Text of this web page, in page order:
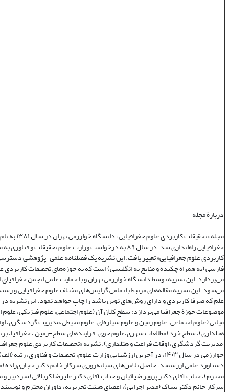
دربارۀ مجله
مجله «تحقیقات کاربردی
جغرافیایی راه‌اندازی شد. در سال ۸۹ به درخواست وزارت علوم تحقیقات و
کاربردی علوم جغرافیایی» تغییر یافت. این نشریه یک فصلنامه علمی‌-پژوهشی
فارسی (به همراه چکیده و منابع به انگلیسی) است که به حوزه‌های تحقیقات کاربردی
می‌پردازد. این نشریه توسط دانشگاه خوارزمی تهران و با حمایت علمی انجمن جغرافیای
می‌شود. این نشریه مقاله‌های مرتبط با تمامی گرایش‌های مختلف علوم جغرافیایی و
علم که صرفا کاربردی و دارای روش‌های نوین باشد را چاپ خواهد نمود. این نشریه
موضوعات حوزۀ جغرافیا می‌پردازد: سطح کلان آن (علوم اجتماعی، علوم فیزیکی،
میانی (علوم اجتماعی، علوم زمین و علوم سیاره‌ای، علوم محیطی،مدیریت گردشگری،
هتلداری)، سطح خرد (مطالعات شهری،علوم جوی، فرایندهای سطح-زمین ، جغرافیا،
مدیریت گردشگری، اوقات فراغت و هتلداری). نشریه «تحقیقات کاربردی علوم
خوارزمی در سال ۱۴۰۳، در آخرین ارزشیابی وزارت علوم، تحقیقات و فناوری،
دستاورد علمی ارزشمند، حاصل تلاش‌های شبانه‌روزی سرکار خانم دکتر حجازی‌زاده
محترم)، جناب آقای دکتر پرویز ضیائیان و جناب آقای دکتر علیرضا کربلائی (سردبیر
سرکار خانم دکتر بساک (مدیر اجرایی)، اعضای هیئت تحریریه، داوران محترم و